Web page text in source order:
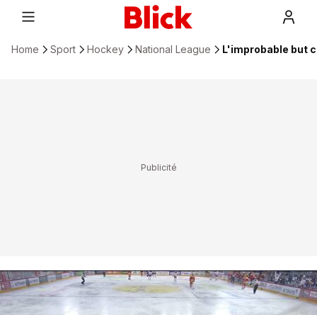
Home Sport Hockey National League L'improbable but